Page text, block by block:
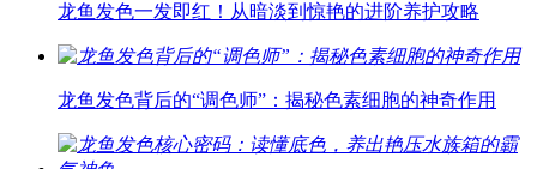
龙鱼发色一发即红！从暗淡到惊艳的进阶养护攻略
龙鱼发色背后的“调色师”：揭秘色素细胞的神奇作用